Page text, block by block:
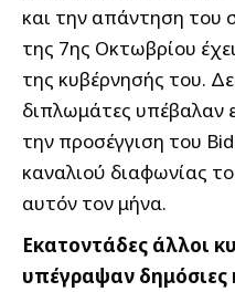
και την απάντηση του
της 7ης Οκτωβρίου
της κυβέρνησής του.
διπλωμάτες υπέβαλαν
την προσέγγιση του
καναλιού διαφωνίας
αυτόν τον μήνα.
Εκατοντάδες άλλοι
υπέγραψαν δημόσιες